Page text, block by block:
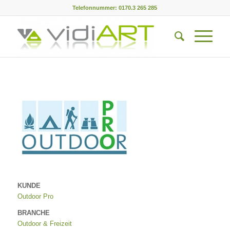
Telefonnummer: 0170.3 265 285
KUNDE
Outdoor Pro
BRANCHE
Outdoor & Freizeit